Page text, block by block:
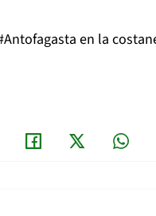
en la